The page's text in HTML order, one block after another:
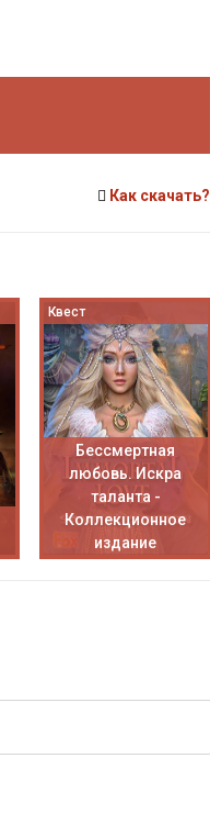
Как скачать?
Квест
Бессмертная
любовь. Искра
таланта -
Коллекционное
издание